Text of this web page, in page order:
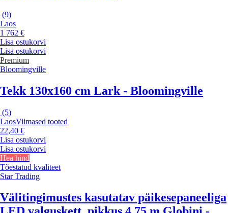
(9)
Laos
1 762 €
Lisa ostukorvi
Lisa ostukorvi
Premium
Bloomingville
Tekk 130x160 cm Lark - Bloomingville
(5)
LaosViimased tooted
22,40 €
Lisa ostukorvi
Lisa ostukorvi
Hea hind
Tõestatud kvaliteet
Star Trading
Välitingimustes kasutatav päikesepaneeliga